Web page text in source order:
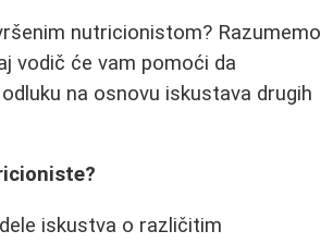
nutricionistom? Razumemo
vodič će vam pomoći da
na osnovu iskustava drugih
iskustva o različitim